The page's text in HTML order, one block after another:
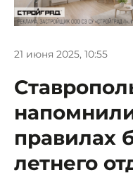
21 июня 2025, 10:55
правилах
летнего